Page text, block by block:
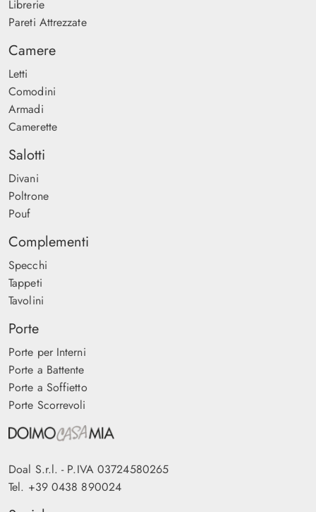
Librerie
Pareti Attrezzate
Camere
Letti
Comodini
Armadi
Camerette
Salotti
Divani
Poltrone
Pouf
Complementi
Specchi
Tappeti
Tavolini
Porte
Porte per Interni
Porte a Battente
Porte a Soffietto
Porte Scorrevoli
Doal S.r.l. - P.IVA 03724580265
Tel. +39 0438 890024